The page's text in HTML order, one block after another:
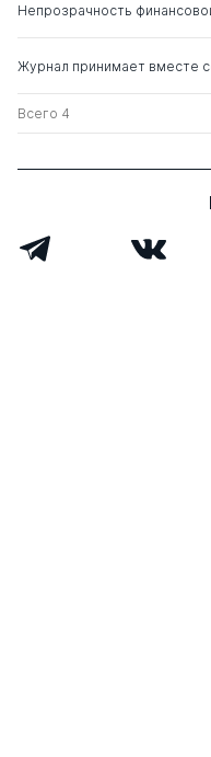
Непрозрачность
Журнал принимает вместе
Всего 4